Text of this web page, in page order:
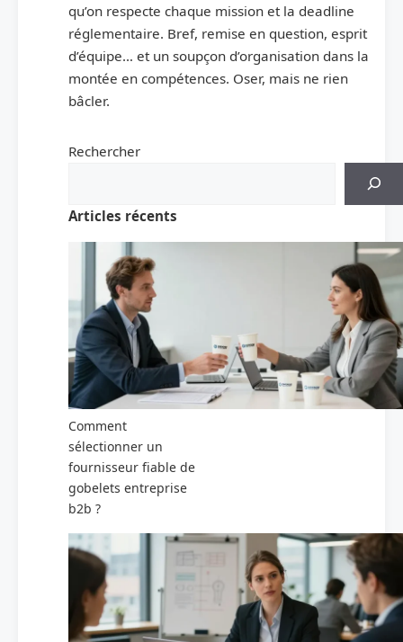
qu’on respecte chaque mission et la deadline
réglementaire. Bref, remise en question, esprit
d’équipe… et un soupçon d’organisation dans la
montée en compétences. Oser, mais ne rien
bâcler.
Rechercher
Articles récents
Comment
sélectionner un
fournisseur fiable de
gobelets entreprise
b2b ?